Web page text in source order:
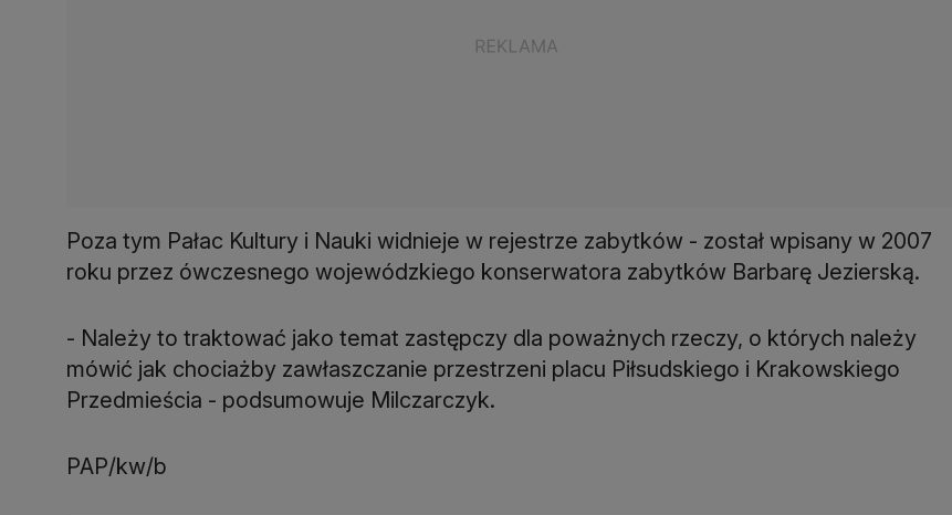
Poza tym Pałac Kultury i Nauki widnieje w rejestrze zabytków - został wpisany w 2007
roku przez ówczesnego wojewódzkiego konserwatora zabytków Barbarę Jezierską.
- Należy to traktować jako temat zastępczy dla poważnych rzeczy, o których należy
mówić jak chociażby zawłaszczanie przestrzeni placu Piłsudskiego i Krakowskiego
Przedmieścia - podsumowuje Milczarczyk.
PAP/kw/b